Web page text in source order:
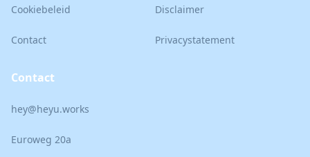
Cookiebeleid Disclaimer
Contact Privacystatement
Contact
hey@heyu.works
Euroweg 20a